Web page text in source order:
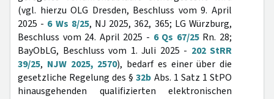
(vgl. hierzu OLG Dresden, Beschluss vom 9. April
2025 - 6 Ws 8/25, NJ 2025, 362, 365; LG Würzburg,
Beschluss vom 24. April 2025 - 6 Qs 67/25Rn. 28;
BayObLG, Beschluss vom 1. Juli 2025 - 202 StRR
39/25, NJW 2025, 2570), bedarf es einer über die
gesetzliche Regelung des §32b Abs. 1 Satz 1 StPO
hinausgehenden qualifizierten elektronischen